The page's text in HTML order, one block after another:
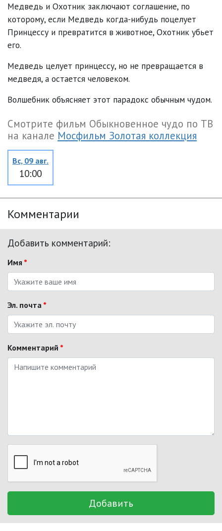
Медведь и Охотник заключают соглашение, по
которому, если Медведь когда-нибудь поцелует
Принцессу и превратится в животное, Охотник убьет
его.
Медведь целует принцессу, но не превращается в
медведя, а остается человеком.
Волшебник объясняет этот парадокс обычным чудом.
Смотрите фильм Обыкновенное чудо по ТВ
на канале Мосфильм Золотая коллекция
Вс, 09 авг.
10:00
Комментарии
Добавить комментарий:
Имя *
Эл. почта *
Комментарий *
Добавить